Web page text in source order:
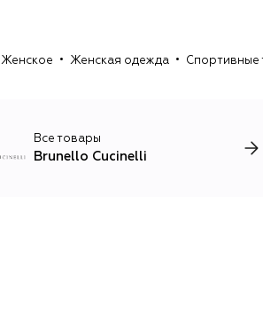
Женское Женская одежда Спортивные
Все товары
Brunello Cucinelli